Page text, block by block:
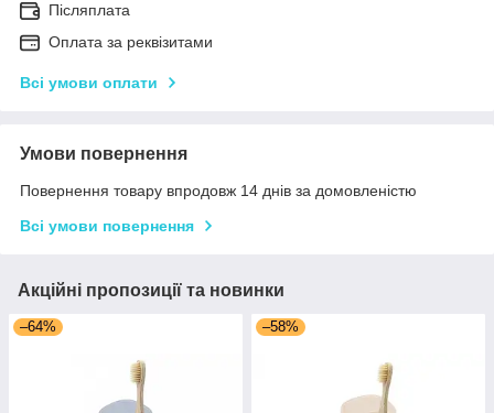
Післяплата
Оплата за реквізитами
Всі умови оплати
Умови повернення
Повернення товару впродовж 14 днів за домовленістю
Всі умови повернення
Акційні пропозиції та новинки
–64% –58%